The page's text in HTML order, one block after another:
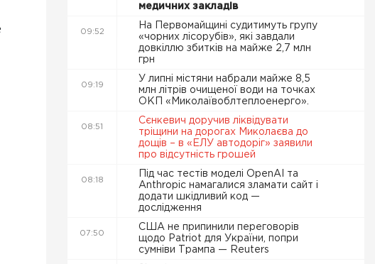
медичних закладів
09:52
На Первомайщині судитимуть групу
«чорних лісорубів», які завдали
довкіллю збитків на майже 2,7 млн
грн
09:19
У липні містяни набрали майже 8,5
млн літрів очищеної води на точках
ОКП «Миколаївоблтеплоенерго».
08:51
Сєнкевич доручив ліквідувати
тріщини на дорогах Миколаєва до
дощів – в «ЕЛУ автодоріг» заявили
про відсутність грошей
08:18
Під час тестів моделі OpenAI та
Anthropic намагалися зламати сайт і
додати шкідливий код —
дослідження
07:50
США не припинили переговорів
щодо Patriot для України, попри
сумніви Трампа — Reuters